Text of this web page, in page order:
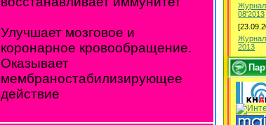
Улучшает мозговое и
коронарное кровообращение.
Оказывает
мембраностабилизирующее
действие
Журнал
08'2013
2013